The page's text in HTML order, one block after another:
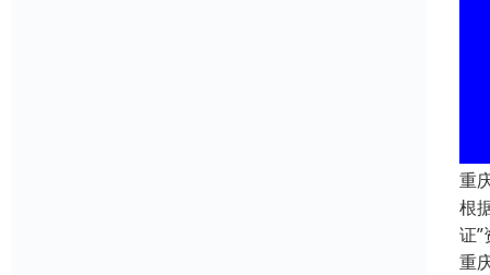
重
根
证
重